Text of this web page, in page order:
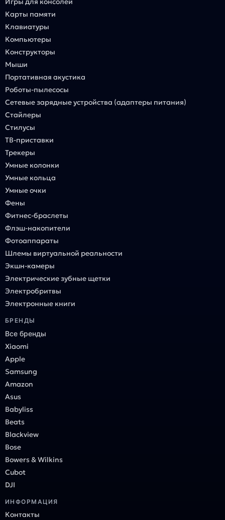
Карты памяти
Клавиатуры
Компьютеры
Конструкторы
Мыши
Портативная акустика
Роботы-пылесосы
Сетевые зарядные устройства (адаптеры питания)
Стайлеры
Стилусы
ТВ-приставки
Трекеры
Умные колонки
Умные кольца
Умные очки
Фены
Фитнес-браслеты
Флэш-накопители
Фотоаппараты
Шлемы виртуальной реальности
Экшн-камеры
Электрические зубные щетки
Электробритвы
Электронные книги
БРЕНДЫ
Все бренды
Xiaomi
Apple
Samsung
Amazon
Asus
Babyliss
Beats
Blackview
Bose
Bowers & Wilkins
Cubot
DJI
ИНФОРМАЦИЯ
Контакты